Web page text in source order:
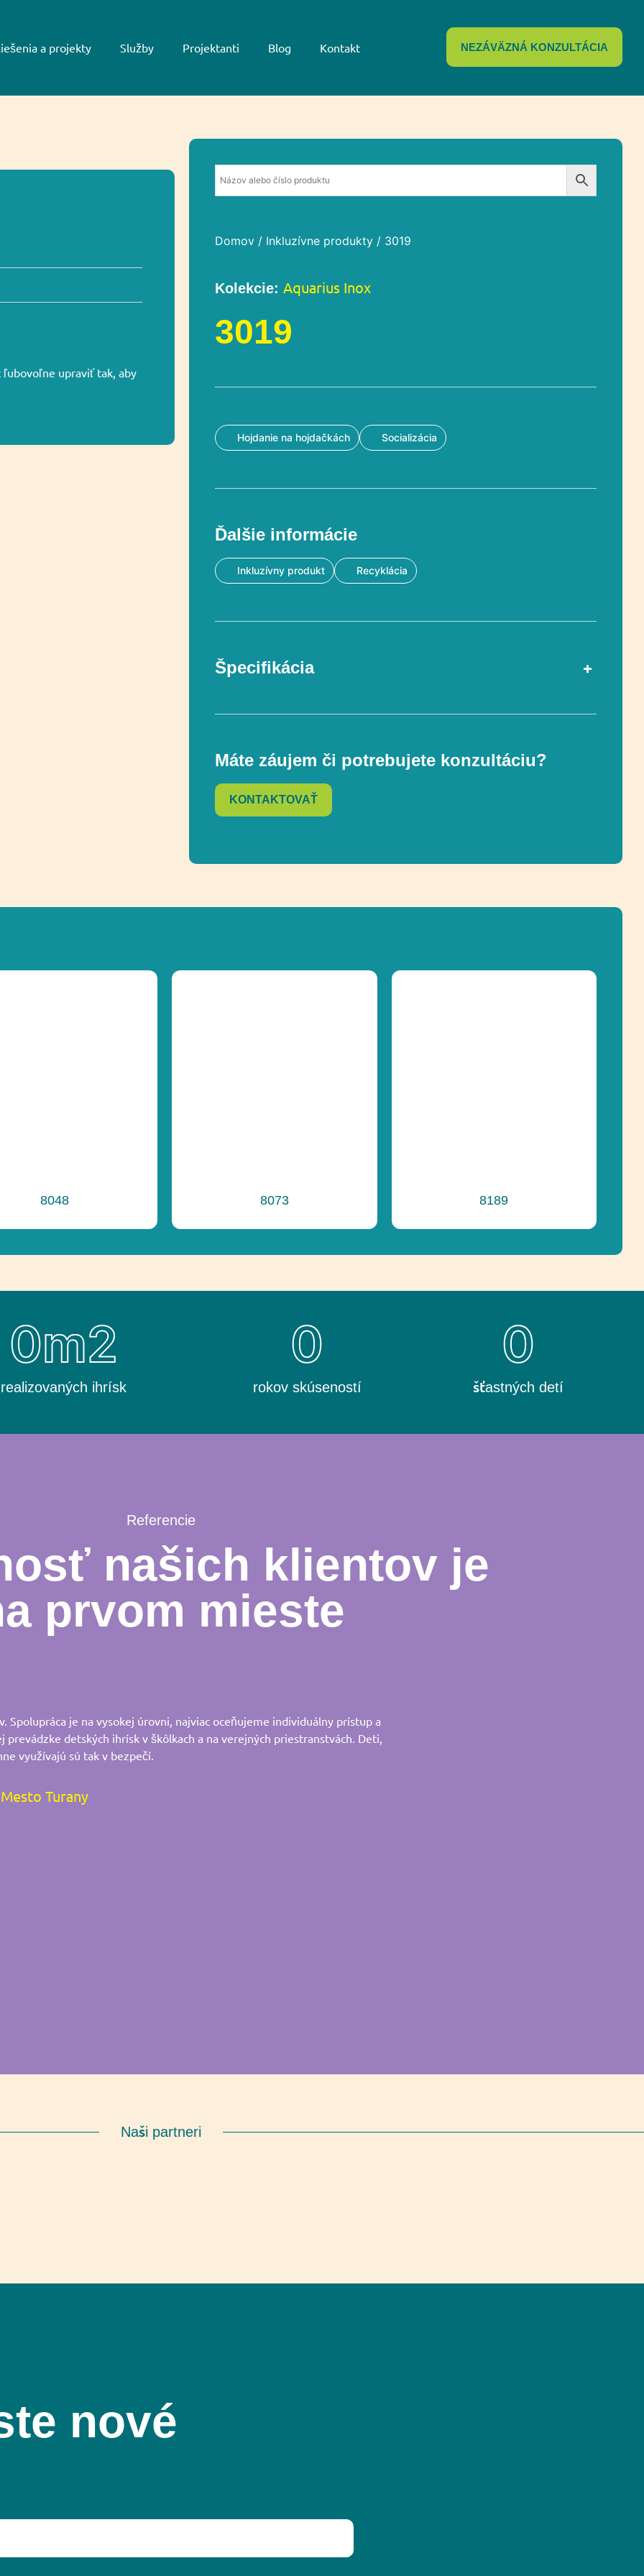
a projekty Služby Projektanti Blog Kontakt NEZÁVÄZNÁ KONZULTÁCIA
upraviť tak, aby
Domov/ Inkluzívne produkty/ 3019
Kolekcie: Aquarius Inox
3019
Hojdanie na hojdačkách Socializácia
Ďalšie informácie
Inkluzívny produkt Recyklácia
Špecifikácia
V súlade s normou EN 1176-1 Áno
Ďalšie informácie Inkluzívny produkt, Recyklácia
Máte záujem či potrebujete konzultáciu?
KONTAKTOVAŤ
8048 8073 8189
realizovaných ihrísk
0m2
rokov skúseností
0
šťastných detí
0
Referencie
našich klientov je
prvom mieste
je na vysokej úrovni, najviac oceňujeme individuálny prístup a
detských ihrísk v škôlkach a na verejných priestranstvách. Deti,
využívajú sú tak v bezpečí.
Mesto Turany
Naši partneri
nové